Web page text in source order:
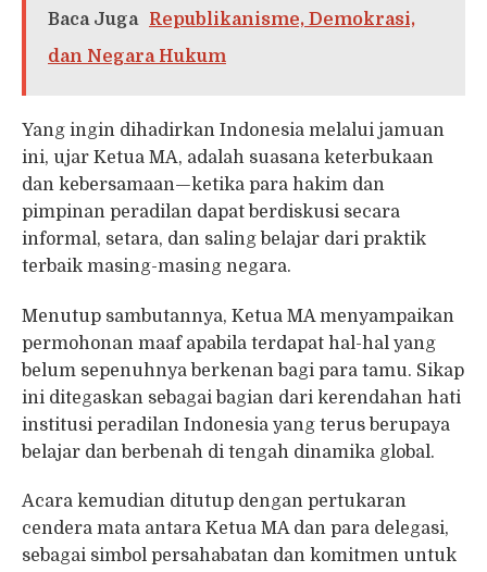
Baca Juga
Republikanisme, Demokrasi,
dan Negara Hukum
Yang ingin dihadirkan Indonesia melalui jamuan
ini, ujar Ketua MA, adalah suasana keterbukaan
dan kebersamaan—ketika para hakim dan
pimpinan peradilan dapat berdiskusi secara
informal, setara, dan saling belajar dari praktik
terbaik masing-masing negara.
Menutup sambutannya, Ketua MA menyampaikan
permohonan maaf apabila terdapat hal-hal yang
belum sepenuhnya berkenan bagi para tamu. Sikap
ini ditegaskan sebagai bagian dari kerendahan hati
institusi peradilan Indonesia yang terus berupaya
belajar dan berbenah di tengah dinamika global.
Acara kemudian ditutup dengan pertukaran
cendera mata antara Ketua MA dan para delegasi,
sebagai simbol persahabatan dan komitmen untuk